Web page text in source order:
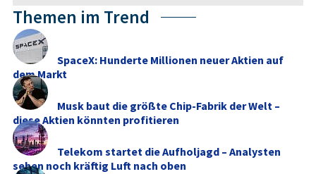
Themen im Trend
SpaceX: Hunderte Millionen neuer Aktien auf
dem Markt
Musk baut die größte Chip-Fabrik der Welt –
diese Aktien könnten profitieren
Telekom startet die Aufholjagd – Analysten
sehen noch kräftig Luft nach oben